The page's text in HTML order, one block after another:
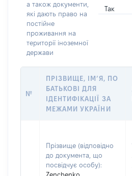
а також документи,
які дають право на
постійне
проживання на
території іноземної
держави
Так
№
ПРІЗВИЩЕ, ІМ’Я, ПО
БАТЬКОВІ ДЛЯ
ІДЕНТИФІКАЦІЇ ЗА
МЕЖАМИ УКРАЇНИ
Прізвище (відповідно
до документа, що
посвідчує особу):
Zenchenko